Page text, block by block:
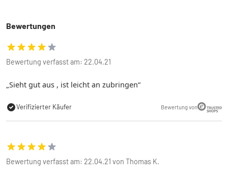
Bewertungen
Bewertung verfasst am: 22.04.21
Sieht gut aus , ist leicht an zubringen
Verifizierter Käufer Bewertung von
Bewertung verfasst am: 22.04.21 von Thomas K.